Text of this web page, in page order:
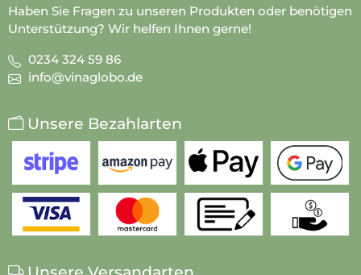
Haben Sie Fragen zu unseren Produkten oder benötigen
Unterstützung? Wir helfen Ihnen gerne!
0234 324 59 86
info@vinaglobo.de
Unsere Bezahlarten